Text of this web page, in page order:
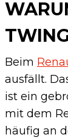
Beim
ausfällt.
ist ein
mit dem
häufig an